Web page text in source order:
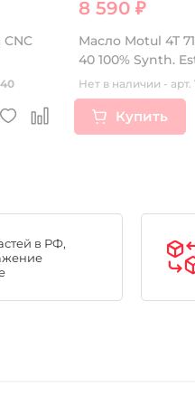
8 590 ₽
Масло Motul 4T
40 100% Synth.
Нет в наличии - арт.
Купить
в РФ,